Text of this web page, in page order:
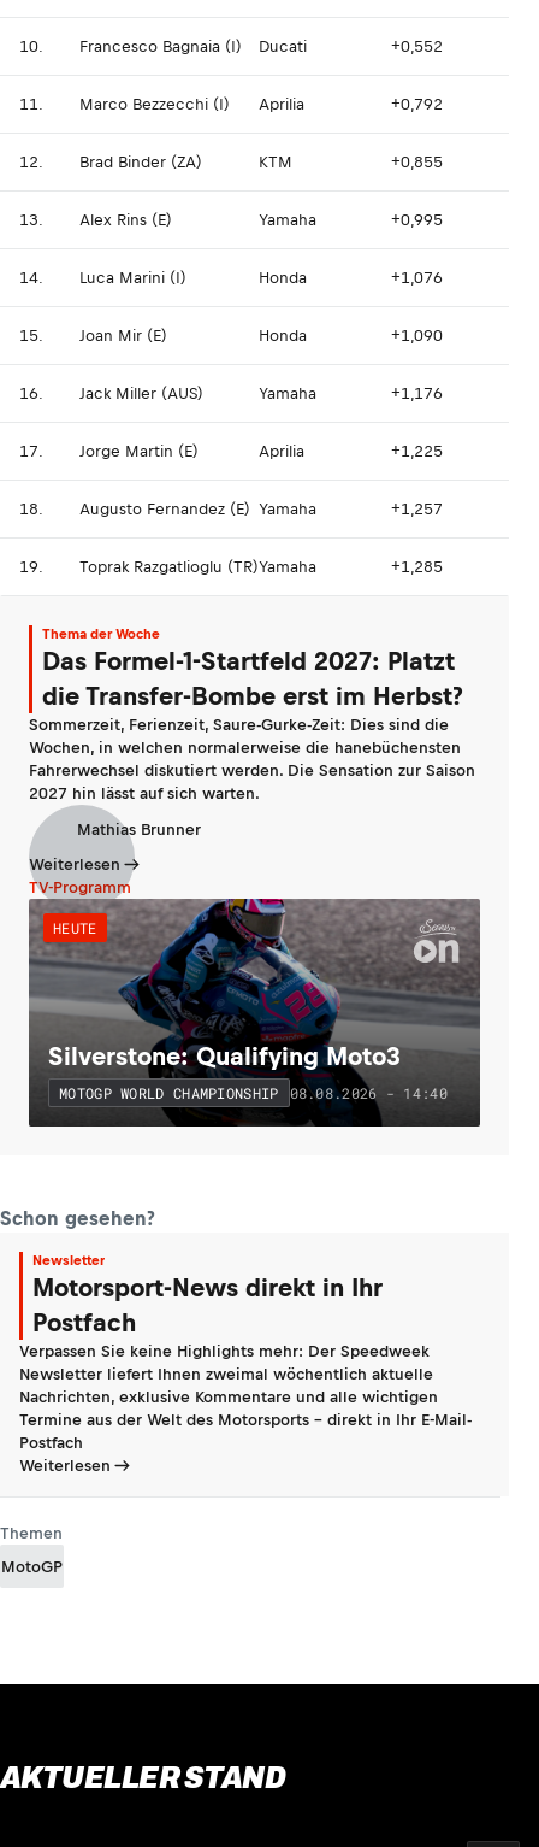
10. Francesco Bagnaia (I) Ducati +0,552
11. Marco Bezzecchi (I) Aprilia +0,792
12. Brad Binder (ZA) KTM +0,855
13. Alex Rins (E) Yamaha +0,995
14. Luca Marini (I) Honda +1,076
15. Joan Mir (E) Honda +1,090
16. Jack Miller (AUS) Yamaha +1,176
17. Jorge Martin (E) Aprilia +1,225
18. Augusto Fernandez (E) Yamaha +1,257
19. Toprak Razgatlioglu (TR)Yamaha +1,285
Thema der Woche
Das Formel-1-Startfeld 2027: Platzt
die Transfer-Bombe erst im Herbst?
Sommerzeit, Ferienzeit, Saure-Gurke-Zeit: Dies sind die
Wochen, in welchen normalerweise die hanebüchensten
Fahrerwechsel diskutiert werden. Die Sensation zur Saison
2027 hin lässt auf sich warten.
Mathias Brunner
Weiterlesen
TV-Programm
HEUTE
Silverstone: Qualifying Moto3
MOTOGP WORLD CHAMPIONSHIP 08.08.2026 - 14:40
Schon gesehen?
Newsletter
Motorsport-News direkt in Ihr
Postfach
Verpassen Sie keine Highlights mehr: Der Speedweek
Newsletter liefert Ihnen zweimal wöchentlich aktuelle
Nachrichten, exklusive Kommentare und alle wichtigen
Termine aus der Welt des Motorsports - direkt in Ihr E-Mail-
Postfach
Weiterlesen
Themen
MotoGP
AKTUELLER STAND